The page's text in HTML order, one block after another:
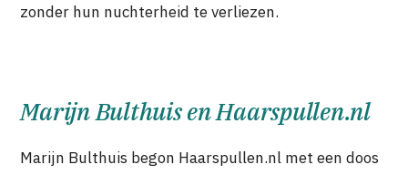
zonder hun nuchterheid te verliezen.
Marijn Bulthuis en Haarspullen.nl
Marijn Bulthuis begon Haarspullen.nl met een doos